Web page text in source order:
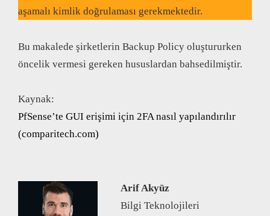
aşamalı kimlik doğrulaması gerekmektedir.
Bu makalede şirketlerin Backup Policy oluştururken
öncelik vermesi gereken hususlardan bahsedilmiştir.
Kaynak:
PfSense’te GUI erişimi için 2FA nasıl yapılandırılır
(comparitech.com)
Arif Akyüz
Bilgi Teknolojileri